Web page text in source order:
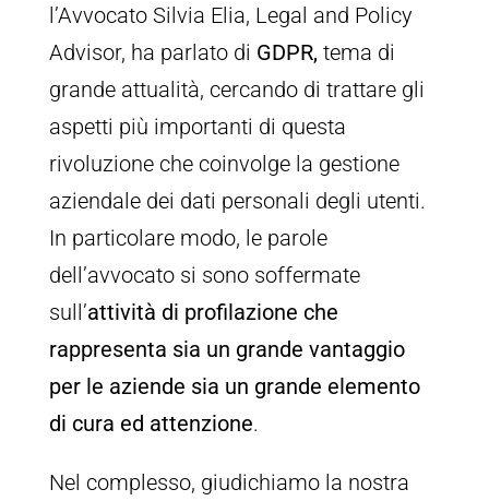
l’Avvocato Silvia Elia, Legal and Policy
Advisor, ha parlato di GDPR, tema di
grande attualità, cercando di trattare gli
aspetti più importanti di questa
rivoluzione che coinvolge la gestione
aziendale dei dati personali degli utenti.
In particolare modo, le parole
dell’avvocato si sono soffermate
sull’attività di profilazione che
rappresenta sia un grande vantaggio
per le aziende sia un grande elemento
di cura ed attenzione.
Nel complesso, giudichiamo la nostra